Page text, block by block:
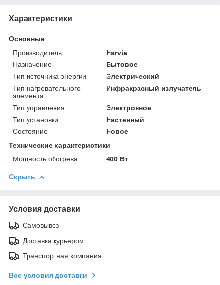
Характеристики
Основные
Производитель
Harvia
Назначение
Бытовое
Тип источника энергии
Электрический
Тип нагревательного
элемента
Инфракрасный излучатель
Тип управления
Электронное
Тип установки
Настенный
Состояние
Новое
Технические характеристики
Мощность обогрева
400 Вт
Скрыть
Условия доставки
Самовывоз
Доставка курьером
Транспортная компания
Все условия доставки